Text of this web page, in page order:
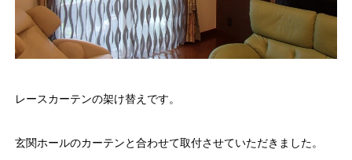
レースカーテンの架け替えです。
玄関ホールのカーテンと合わせて取付させていただきました。